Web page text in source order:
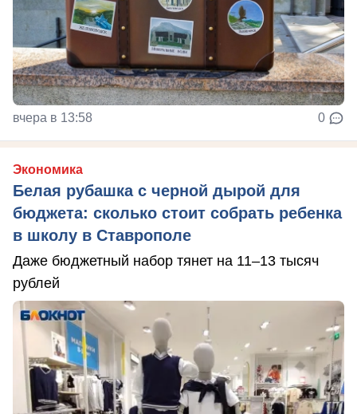
вчера в 13:58 0
Экономика
Белая рубашка с черной дырой для
бюджета: сколько стоит собрать ребенка
в школу в Ставрополе
Даже бюджетный набор тянет на 11–13 тысяч
рублей